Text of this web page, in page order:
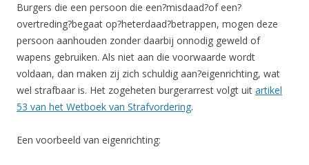
Burgers die een persoon die een?misdaad?of een?
overtreding?begaat op?heterdaad?betrappen, mogen deze
persoon aanhouden zonder daarbij onnodig geweld of
wapens gebruiken. Als niet aan die voorwaarde wordt
voldaan, dan maken zij zich schuldig aan?eigenrichting, wat
wel strafbaar is. Het zogeheten burgerarrest volgt uit artikel
53 van het Wetboek van Strafvordering.
Een voorbeeld van eigenrichting: